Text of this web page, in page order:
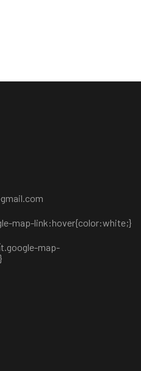
map-link:hover{color:white;}
.google-map-